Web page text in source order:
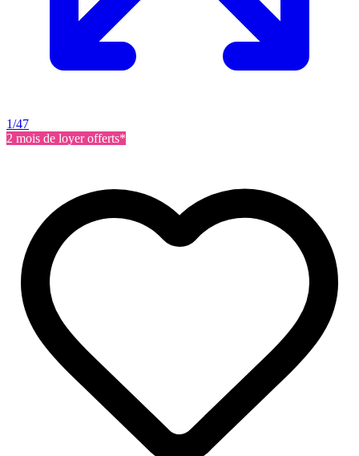
1/47
2 mois de loyer offerts*